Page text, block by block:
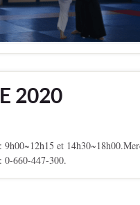
2020
et
0-660-447-300.